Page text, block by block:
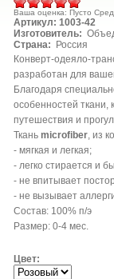
Ваша оценка: Пусто
Артикул: 1003-42
Изготовитель:
Страна: Россия
Конверт-одеяло-
разработан для
Благодаря
особенностей ткани,
путешествия и
Ткань microfiber, из
- мягкая и легкая;
- легко стирается и
- не впитывает
- не вызывает
Состав: 100% п/э
Размер: 0-4 мес.
Цвет: